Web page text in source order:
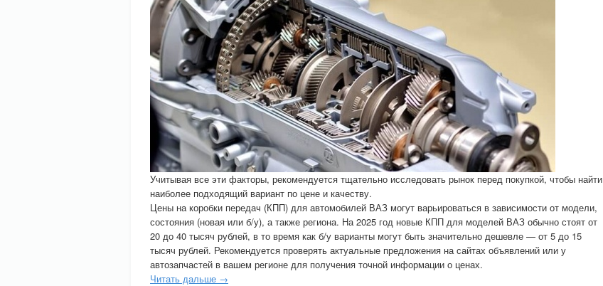
Учитывая все эти факторы, рекомендуется тщательно исследовать рынок перед покупкой, чтобы найти
наиболее подходящий вариант по цене и качеству.
Цены на коробки передач (КПП) для автомобилей ВАЗ могут варьироваться в зависимости от модели,
состояния (новая или б/у), а также региона. На 2025 год новые КПП для моделей ВАЗ обычно стоят от
20 до 40 тысяч рублей, в то время как б/у варианты могут быть значительно дешевле — от 5 до 15
тысяч рублей. Рекомендуется проверять актуальные предложения на сайтах объявлений или у
автозапчастей в вашем регионе для получения точной информации о ценах.
Читать дальше →